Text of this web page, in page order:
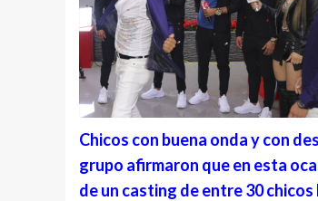
Chicos con buena onda y con
grupo afirmaron que en esta
de un casting de entre 30